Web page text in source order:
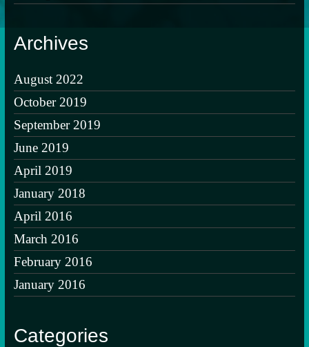
Archives
August 2022
October 2019
September 2019
June 2019
April 2019
January 2018
April 2016
March 2016
February 2016
January 2016
Categories